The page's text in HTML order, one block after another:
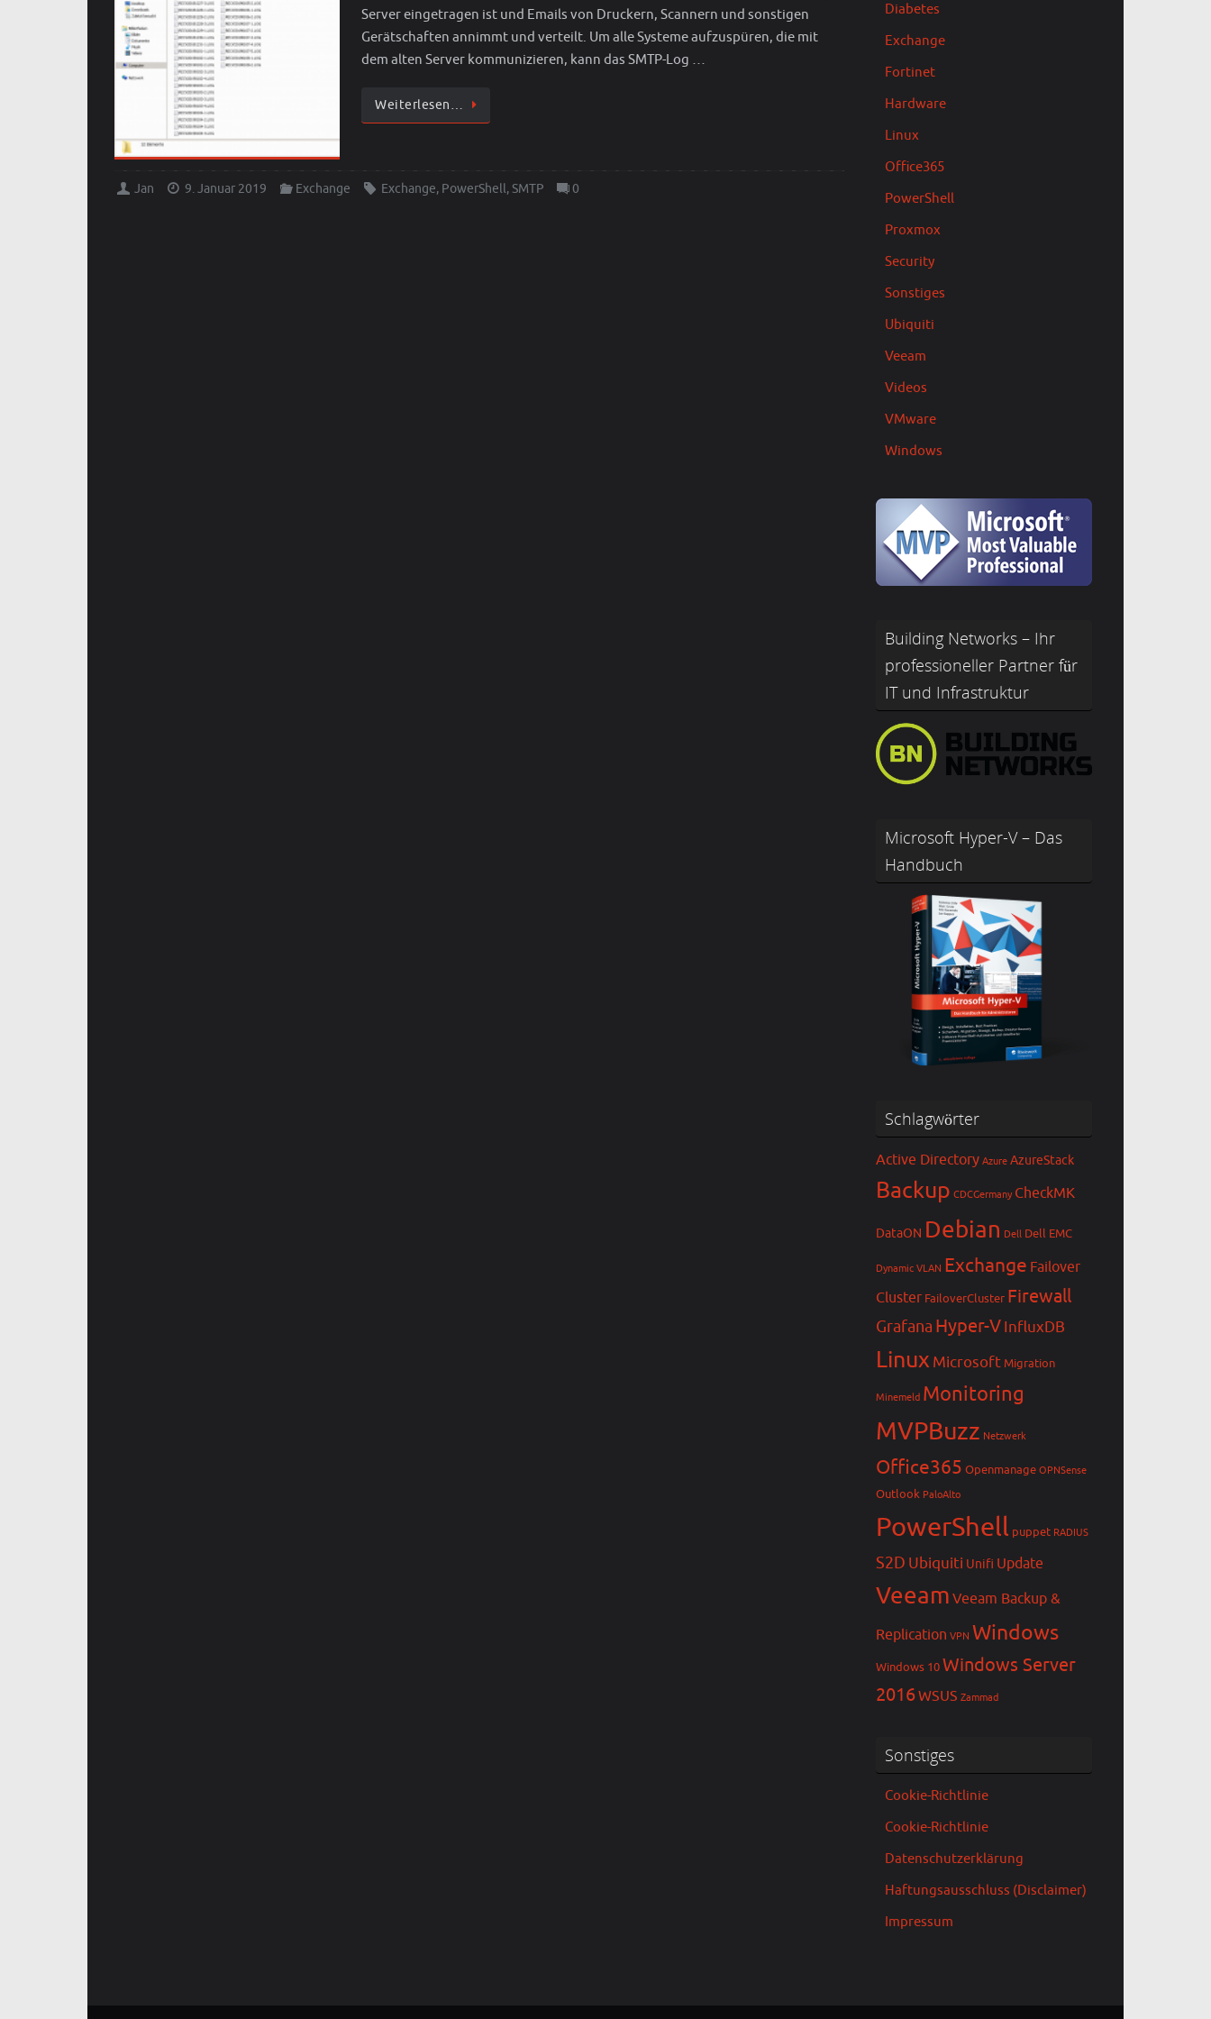
Server eingetragen ist und Emails von Druckern, Scannern und sonstigen
Gerätschaften annimmt und verteilt. Um alle Systeme aufzuspüren, die mit
dem alten Server kommunizieren, kann das SMTP-Log …
Weiterlesen…
Jan 9. Januar 2019 Exchange Exchange, PowerShell, SMTP 0
Diabetes
Exchange
Fortinet
Hardware
Linux
Office365
PowerShell
Proxmox
Security
Sonstiges
Ubiquiti
Veeam
Videos
VMware
Windows
Building Networks – Ihr
professioneller Partner für
IT und Infrastruktur
Microsoft Hyper-V – Das
Handbuch
Schlagwörter
Active Directory Azure AzureStack
Backup CDCGermany CheckMK
DataON Debian Dell Dell EMC
Dynamic VLAN Exchange Failover
Cluster FailoverCluster Firewall
Grafana Hyper-VInfluxDB
Linux Microsoft Migration
Minemeld Monitoring
MVPBuzz Netzwerk
Office365 Openmanage OPNSense
Outlook PaloAlto
PowerShell puppet RADIUS
S2D Ubiquiti Unifi Update
Veeam Veeam Backup &
Replication VPN Windows
Windows 10Windows Server
2016WSUS Zammad
Sonstiges
Cookie-Richtlinie
Cookie-Richtlinie
Datenschutzerklärung
Haftungsausschluss (Disclaimer)
Impressum